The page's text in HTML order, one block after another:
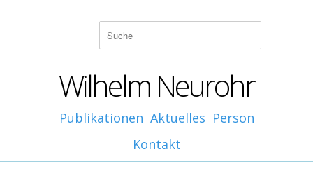
Wilhelm Neurohr
Publikationen Aktuelles Person
Kontakt